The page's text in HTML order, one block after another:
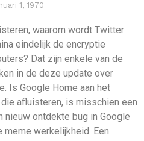
1, 1970
waarom wordt Twitter
eindelijk de encryptie
Dat zijn enkele van de
in de deze update over
Is Google Home aan het
afluisteren, is misschien een
nieuw ontdekte bug in Google
meme werkelijkheid. Een